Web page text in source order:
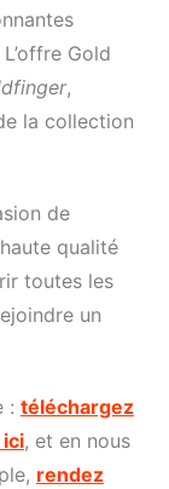
Gold
,
la collection
de
qualité
toutes les
un
: téléchargez
ici, et en nous
rendez